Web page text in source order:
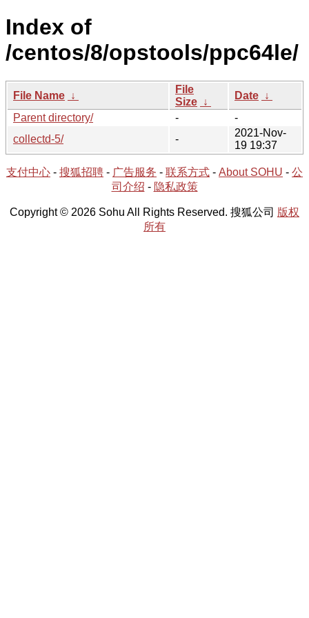
Index of
/centos/8/opstools/ppc64le/
File Name ↓
File
Size ↓
Date ↓
Parent directory/
-
-
collectd-5/
-
2021-Nov-
19 19:37
支付中心 - 搜狐招聘 - 广告服务 - 联系方式 - About SOHU - 公
司介绍 - 隐私政策
Copyright © 2026 Sohu All Rights Reserved. 搜狐公司 版权
所有